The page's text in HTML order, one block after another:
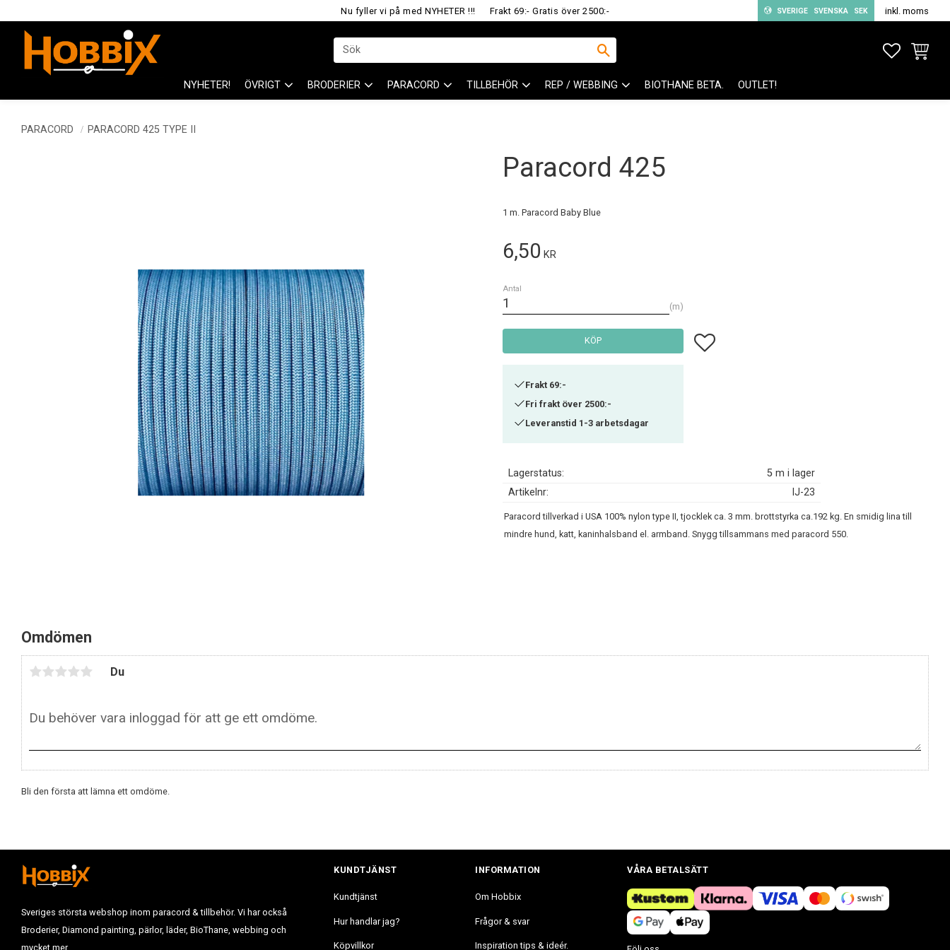
Nu fyller vi på med NYHETER !!! Frakt 69:- Gratis över 2500:- SVERIGE SVENSKA SEK inkl. moms
NYHETER! ÖVRIGT BRODERIER PARACORD TILLBEHÖR REP / WEBBING BIOTHANE BETA. OUTLET!
PARACORD PARACORD 425 TYPE II
Paracord 425
1 m. Paracord Baby Blue
6,50 KR
Antal
m
KÖP Lägg till i favoriter
Frakt 69:-
Fri frakt över 2500:-
Leveranstid 1-3 arbetsdagar
Lagerstatus
5 m i lager
Artikelnr
IJ-23
Paracord tillverkad i USA 100% nylon type II, tjocklek ca. 3 mm. brottstyrka ca.192 kg. En smidig lina till
mindre hund, katt, kaninhalsband el. armband. Snygg tillsammans med paracord 550.
Omdömen
Du
Bli den första att lämna ett omdöme.
Sveriges största webshop inom paracord & tillbehör. Vi har också
Broderier, Diamond painting, pärlor, läder, BioThane, webbing och
mycket mer.
KUNDTJÄNST
Kundtjänst
Hur handlar jag?
Köpvillkor
INFORMATION
Om Hobbix
Frågor & svar
Inspiration tips & ideér.
VÅRA BETALSÄTT